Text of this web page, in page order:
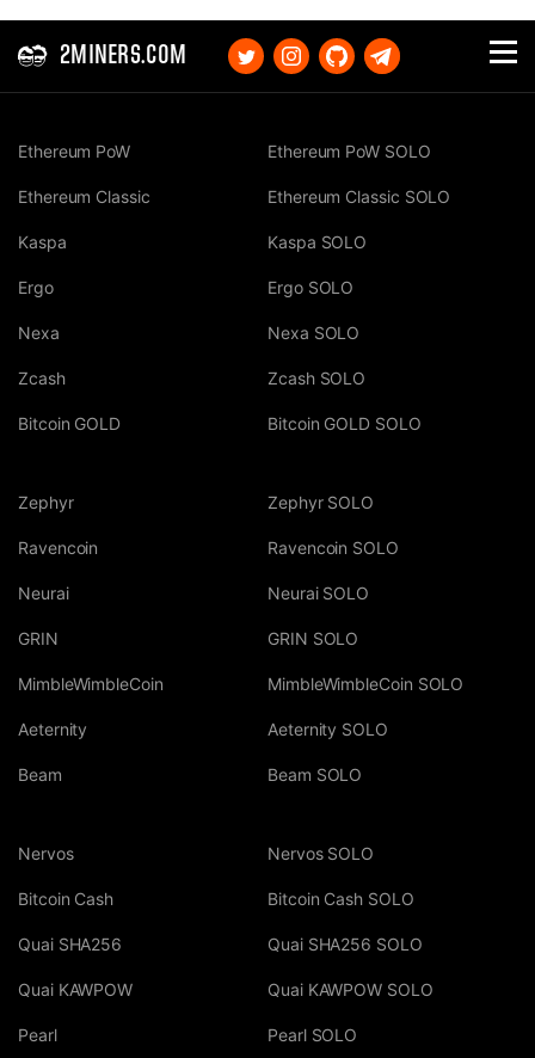
2MINERS.COM
Ethereum PoW
Ethereum Classic
Kaspa
Ergo
Nexa
Zcash
Bitcoin GOLD
Ethereum PoW SOLO
Ethereum Classic SOLO
Kaspa SOLO
Ergo SOLO
Nexa SOLO
Zcash SOLO
Bitcoin GOLD SOLO
Zephyr
Ravencoin
Neurai
GRIN
MimbleWimbleCoin
Aeternity
Beam
Zephyr SOLO
Ravencoin SOLO
Neurai SOLO
GRIN SOLO
MimbleWimbleCoin SOLO
Aeternity SOLO
Beam SOLO
Nervos
Bitcoin Cash
Quai SHA256
Quai KAWPOW
Pearl
Nervos SOLO
Bitcoin Cash SOLO
Quai SHA256 SOLO
Quai KAWPOW SOLO
Pearl SOLO